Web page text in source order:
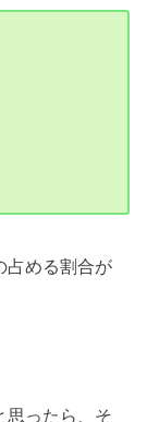
占める割合が
思ったら、そ